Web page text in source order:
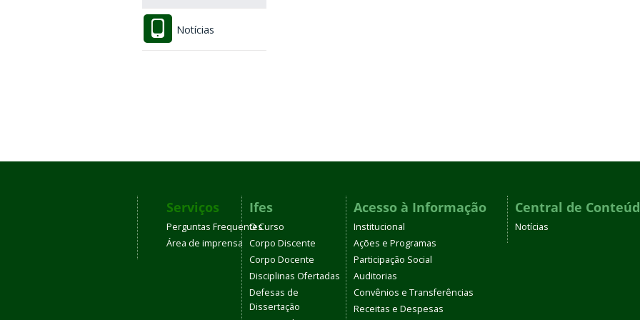
Notícias
Serviços
Perguntas Frequentes
Área de imprensa
Ifes
O Curso
Corpo Discente
Corpo Docente
Disciplinas Ofertadas
Defesas de
Dissertação
Acesso à Informação
Institucional
Ações e Programas
Participação Social
Auditorias
Convênios e Transferências
Receitas e Despesas
Central de
Notícias